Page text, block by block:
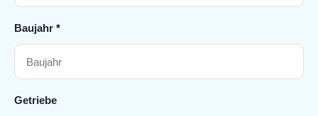
Baujahr *
Getriebe